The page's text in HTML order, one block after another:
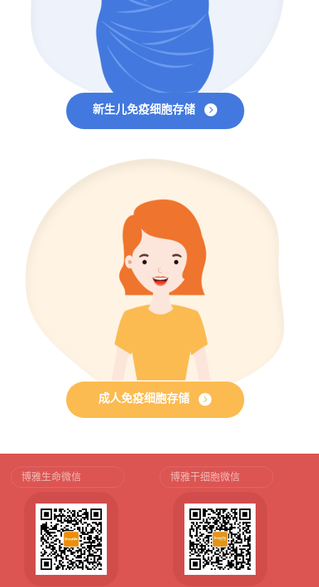
新生儿免疫细胞存储
成人免疫细胞存储
博雅生命微信 博雅干细胞微信